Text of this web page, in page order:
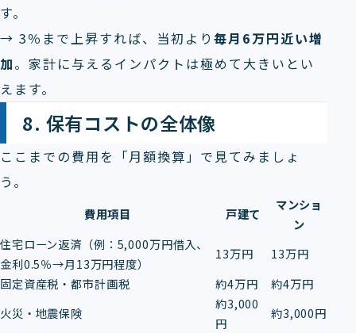
す。
→ 3％まで上昇すれば、当初より 毎月6万円近い増
加。家計に与えるインパクトは極めて大きいとい
えます。
8. 保有コストの全体像
ここまでの費用を「月額換算」で見てみましょ
う。
費用項目 戸建て
マンショ
ン
住宅ローン返済（例：5,000万円借入、
金利0.5％→月13万円程度）
13万円
13万円
固定資産税・都市計画税
約4万円
約4万円
火災・地震保険
約3,000
円
約3,000円